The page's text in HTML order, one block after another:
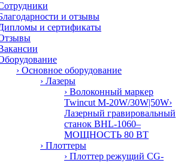
и отзывы
и сертификаты
› Основное оборудование
› Лазеры
› Волоконный маркер
Twincut M-20W/30W|50W›
Лазерный гравировальный
станок BHL-1060–
МОЩНОСТЬ 80 ВТ
› Плоттеры
› Плоттер режущий CG-